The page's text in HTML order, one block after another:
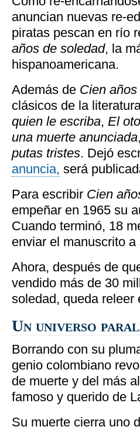
anuncian nuevas re-
piratas pescan en río
años de soledad, la
hispanoamericana.
Además de Cien
clásicos de la
quien le escriba, El
una muerte anunciada,
putas tristes. Dejó
anuncia, será
Para escribir Cien
empeñar en 1965 su
Cuando terminó, 18
enviar el manuscrito
Ahora, después de
vendido más de 30
soledad, queda releer
Un universo
Borrando con su
genio colombiano
de muerte y del más
famoso y querido de
Su muerte cierra uno